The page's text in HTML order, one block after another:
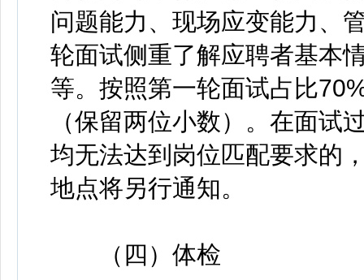
问题能力、现场应变能力、
轮面试侧重了解应聘者基本
等。按照第一轮面试占比
（保留两位小数）。在面试
均无法达到岗位匹配要求的
地点将另行通知。
（四）体检